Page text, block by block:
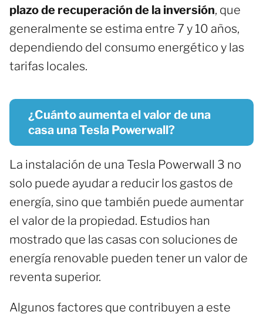
plazo de recuperación de la inversión, que
generalmente se estima entre 7 y 10 años,
dependiendo del consumo energético y las
tarifas locales.
¿Cuánto aumenta el valor de una
casa una Tesla Powerwall?
La instalación de una Tesla Powerwall 3 no
solo puede ayudar a reducir los gastos de
energía, sino que también puede aumentar
el valor de la propiedad. Estudios han
mostrado que las casas con soluciones de
energía renovable pueden tener un valor de
reventa superior.
Algunos factores que contribuyen a este